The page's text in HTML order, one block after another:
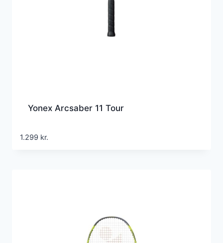
Yonex Arcsaber 11 Tour
1.299 kr.